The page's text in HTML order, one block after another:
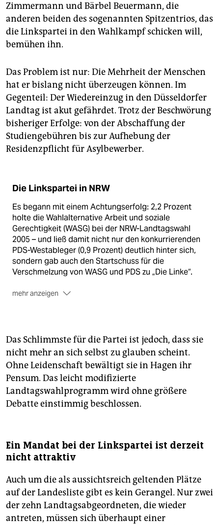
Zimmermann und Bärbel Beuermann, die
anderen beiden des sogenannten Spitzentrios, das
die Linkspartei in den Wahlkampf schicken will,
bemühen ihn.
Das Problem ist nur: Die Mehrheit der Menschen
hat er bislang nicht überzeugen können. Im
Gegenteil: Der Wiedereinzug in den Düsseldorfer
Landtag ist akut gefährdet. Trotz der Beschwörung
bisheriger Erfolge: von der Abschaffung der
Studiengebühren bis zur Aufhebung der
Residenzpflicht für Asylbewerber.
Die Linkspartei in NRW
Es begann mit einem Achtungserfolg: 2,2 Prozent
holte die Wahlalternative Arbeit und soziale
Gerechtigkeit (WASG) bei der NRW-Landtagswahl
2005 – und ließ damit nicht nur den konkurrierenden
PDS-Westableger (0,9 Prozent) deutlich hinter sich,
sondern gab auch den Startschuss für die
Verschmelzung von WASG und PDS zu „Die Linke“.
mehr anzeigen
bergab. Die Mitgliederzahlen gehen zurück und laut
Umfragen schafft es die Partei bei der kommenden
Wahl auch nicht in den Landtag.
DIE FAKTEN
Mitglieder: 7.900
Hubertus Zdebel
SpitzenkandidatInnen: Katharina Schwabedissen,
Wahlergebnis 2010: 5,6 Prozent
Aktuelle Umfragen: Zwischen 3 (Infratest dimap) und 4
Prozent (Forsa)
Das Schlimmste für die Partei ist jedoch, dass sie
nicht mehr an sich selbst zu glauben scheint.
Ohne Leidenschaft bewältigt sie in Hagen ihr
Pensum. Das leicht modifizierte
Landtagswahlprogramm wird ohne größere
Debatte einstimmig beschlossen.
Ein Mandat bei der Linkspartei ist derzeit
nicht attraktiv
Auch um die als aussichtsreich geltenden Plätze
auf der Landesliste gibt es kein Gerangel. Nur zwei
der zehn Landtagsabgeordneten, die wieder
antreten, müssen sich überhaupt einer